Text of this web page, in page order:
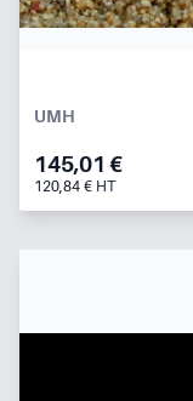
UMH
145,01 €
120,84 € HT